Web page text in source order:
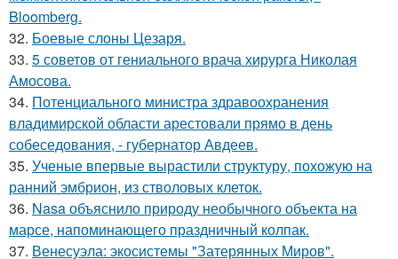
Bloomberg.
32. Боевые слоны Цезаря.
33. 5 советов от гениального врача хирурга Николая
Амосова.
34. Потенциального министра здравоохранения
владимирской области арестовали прямо в день
собеседования, - губернатор Авдеев.
35. Ученые впервые вырастили структуру, похожую на
ранний эмбрион, из стволовых клеток.
36. Nasa объяснило природу необычного объекта на
марсе, напоминающего праздничный колпак.
37. Венесуэла: экосистемы "Затерянных Миров".